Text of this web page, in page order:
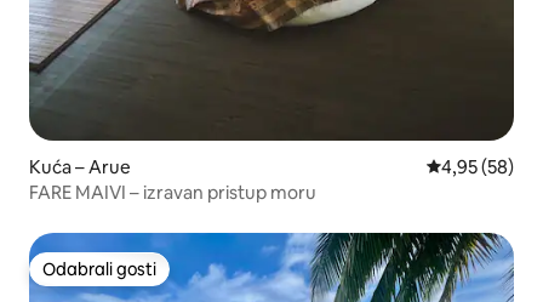
Kuća – Arue Prosječna
4,95 (58)
FARE MAIVI – izravan pristup moru
Odabrali gosti
Odabrali gosti